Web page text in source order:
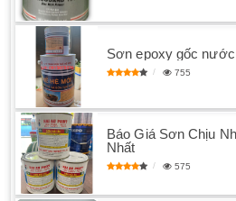
Sơn epoxy gốc
755
Báo Giá Sơn Chịu
Nhất
575